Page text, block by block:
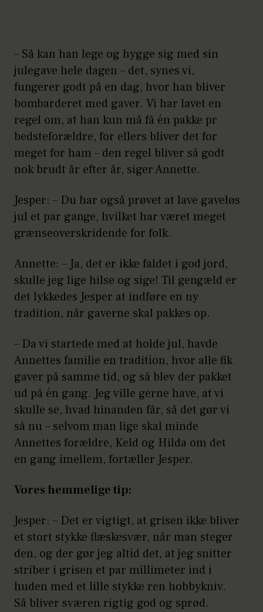
– Så kan han lege og hygge sig med sin
julegave hele dagen – det, synes vi,
fungerer godt på en dag, hvor han bliver
bombarderet med gaver. Vi har lavet en
regel om, at han kun må få én pakke pr
bedsteforældre, for ellers bliver det for
meget for ham – den regel bliver så godt
nok brudt år efter år, siger Annette.
Jesper: – Du har også prøvet at lave gaveløs
jul et par gange, hvilket har været meget
grænseoverskridende for folk.
Annette: – Ja, det er ikke faldet i god jord,
skulle jeg lige hilse og sige! Til gengæld er
det lykkedes Jesper at indføre en ny
tradition, når gaverne skal pakkes op.
– Da vi startede med at holde jul, havde
Annettes familie en tradition, hvor alle fik
gaver på samme tid, og så blev der pakket
ud på én gang. Jeg ville gerne have, at vi
skulle se, hvad hinanden får, så det gør vi
så nu – selvom man lige skal minde
Annettes forældre, Keld og Hilda om det
en gang imellem, fortæller Jesper.
Vores hemmelige tip:
Jesper: – Det er vigtigt, at grisen ikke bliver
et stort stykke flæskesvær, når man steger
den, og der gør jeg altid det, at jeg snitter
striber i grisen et par millimeter ind i
huden med et lille stykke ren hobbykniv.
Så bliver sværen rigtig god og sprød.